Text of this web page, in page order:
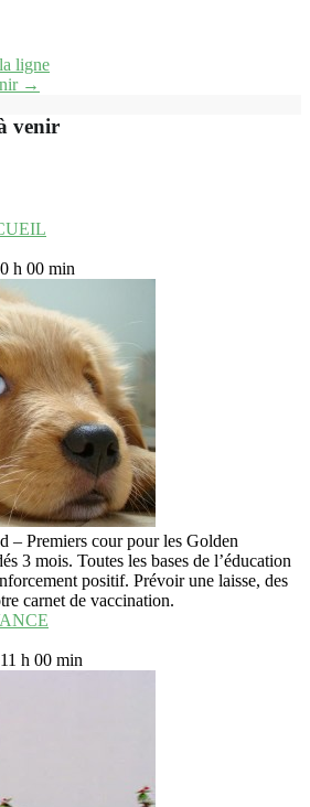
ligne
→
venir
h 00 min
– Premiers cour pour les Golden
3 mois. Toutes les bases de l’éducation
positif. Prévoir une laisse, des
carnet de vaccination.
h 00 min